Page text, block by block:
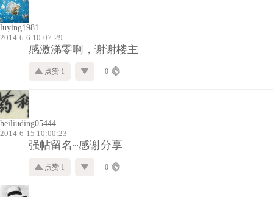
luying1981
2014-6-6 10:07:29
感激涕零啊，谢谢楼主
点赞 1 0
heiliuding05444
2014-6-15 10:00:23
强帖留名~感谢分享
点赞 1 0